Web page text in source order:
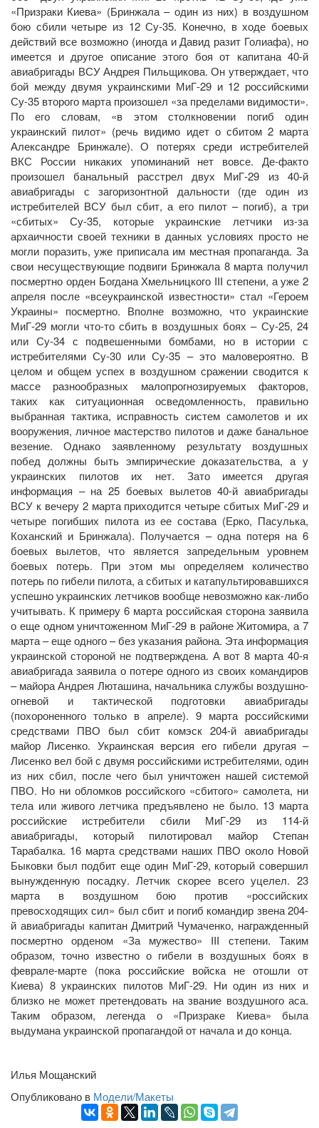
«Призраки Киева» (Бринжала – один из них) в воздушном
бою сбили четыре из 12 Су-35. Конечно, в ходе боевых
действий все возможно (иногда и Давид разит Голиафа), но
имеется и другое описание этого боя от капитана 40-й
авиабригады ВСУ Андрея Пильщикова. Он утверждает, что
бой между двумя украинскими МиГ-29 и 12 российскими
Су-35 второго марта произошел «за пределами видимости».
По его словам, «в этом столкновении погиб один
украинский пилот» (речь видимо идет о сбитом 2 марта
Александре Бринжале). О потерях среди истребителей
ВКС России никаких упоминаний нет вовсе. Де-факто
произошел банальный расстрел двух МиГ-29 из 40-й
авиабригады с загоризонтной дальности (где один из
истребителей ВСУ был сбит, а его пилот – погиб), а три
«сбитых» Су-35, которые украинские летчики из-за
архаичности своей техники в данных условиях просто не
могли поразить, уже приписала им местная пропаганда. За
свои несуществующие подвиги Бринжала 8 марта получил
посмертно орден Богдана Хмельницкого III степени, а уже 2
апреля после «всеукраинской известности» стал «Героем
Украины» посмертно. Вполне возможно, что украинские
МиГ-29 могли что-то сбить в воздушных боях – Су-25, 24
или Су-34 с подвешенными бомбами, но в истории с
истребителями Су-30 или Су-35 – это маловероятно. В
целом и общем успех в воздушном сражении сводится к
массе разнообразных малопрогнозируемых факторов,
таких как ситуационная осведомленность, правильно
выбранная тактика, исправность систем самолетов и их
вооружения, личное мастерство пилотов и даже банальное
везение. Однако заявленному результату воздушных
побед должны быть эмпирические доказательства, а у
украинских пилотов их нет. Зато имеется другая
информация – на 25 боевых вылетов 40-й авиабригады
ВСУ к вечеру 2 марта приходится четыре сбитых МиГ-29 и
четыре погибших пилота из ее состава (Ерко, Пасулька,
Коханский и Бринжала). Получается – одна потеря на 6
боевых вылетов, что является запредельным уровнем
боевых потерь. При этом мы определяем количество
потерь по гибели пилота, а сбитых и катапультировавшихся
успешно украинских летчиков вообще невозможно как-либо
учитывать. К примеру 6 марта российская сторона заявила
о еще одном уничтоженном МиГ-29 в районе Житомира, а 7
марта – еще одного – без указания района. Эта информация
украинской стороной не подтверждена. А вот 8 марта 40-я
авиабригада заявила о потере одного из своих командиров
– майора Андрея Люташина, начальника службы воздушно-
огневой и тактической подготовки авиабригады
(похороненного только в апреле). 9 марта российскими
средствами ПВО был сбит комэск 204-й авиабригады
майор Лисенко. Украинская версия его гибели другая –
Лисенко вел бой с двумя российскими истребителями, один
из них сбил, после чего был уничтожен нашей системой
ПВО. Но ни обломков российского «сбитого» самолета, ни
тела или живого летчика предъявлено не было. 13 марта
российские истребители сбили МиГ-29 из 114-й
авиабригады, который пилотировал майор Степан
Тарабалка. 16 марта средствами наших ПВО около Новой
Быковки был подбит еще один МиГ-29, который совершил
вынужденную посадку. Летчик скорее всего уцелел. 23
марта в воздушном бою против «российских
превосходящих сил» был сбит и погиб командир звена 204-
й авиабригады капитан Дмитрий Чумаченко, награжденный
посмертно орденом «За мужество» III степени. Таким
образом, точно известно о гибели в воздушных боях в
феврале-марте (пока российские войска не отошли от
Киева) 8 украинских пилотов МиГ-29. Ни один из них и
близко не может претендовать на звание воздушного аса.
Таким образом, легенда о «Призраке Киева» была
выдумана украинской пропагандой от начала и до конца.
Илья Мощанский
Опубликовано в Модели/Макеты